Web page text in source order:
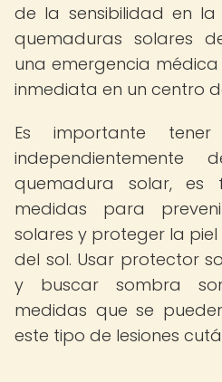
de la sensibilidad en
quemaduras solares
una emergencia
inmediata en un centro
Es importante
quemadura solar, es
medidas para
solares y proteger la
del sol. Usar protector
y buscar sombra
medidas que se
este tipo de lesiones